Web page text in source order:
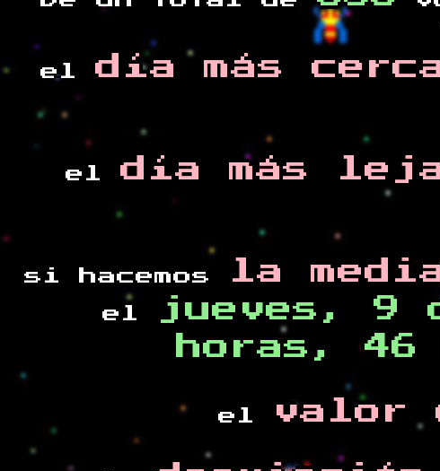
el día más
el día más
si hacemos la
el
jueves, 9
horas, 46
el valor